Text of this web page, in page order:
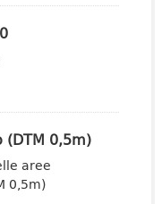
(DTM 0,5m)
aree
0,5m)